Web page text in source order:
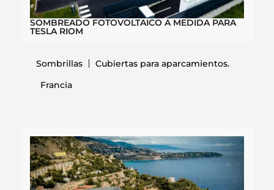
SOMBREADO FOTOVOLTAICO A MEDIDA PARA
TESLA RIOM
Sombrillas
Cubiertas para aparcamientos.
Francia